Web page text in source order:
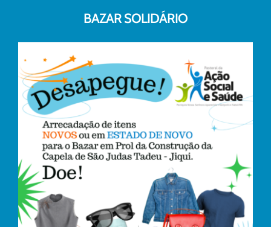
BAZAR SOLIDÁRIO